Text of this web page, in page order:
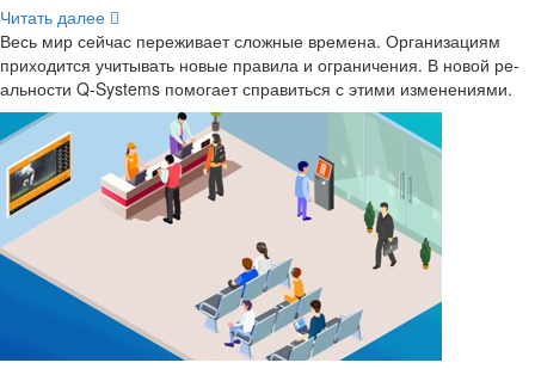
Чи­тать далее
Весь мир сей­час пе­ре­жи­ва­ет слож­ные вре­ме­на. Ор­га­ни­за­ци­ям
при­хо­дит­ся учи­ты­вать новые пра­ви­ла и огра­ни­че­ния. В новой ре­
аль­но­сти Q-​Systems по­мо­га­ет спра­вить­ся с этими из­ме­не­ни­я­ми.